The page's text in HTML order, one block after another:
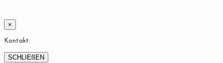
×
Kontakt:
SCHLIEßEN